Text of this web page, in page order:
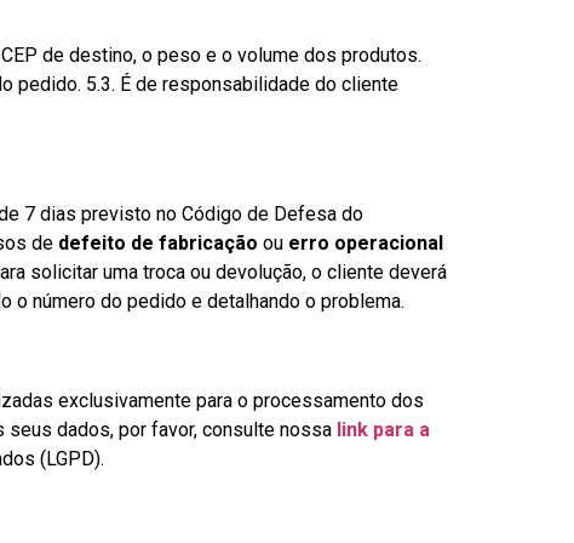
de destino, o peso e o volume dos produtos.
pedido. 5.3. É de responsabilidade do cliente
7 dias previsto no Código de Defesa do
de defeito de fabricação ou erro operacional
solicitar uma troca ou devolução, o cliente deverá
o número do pedido e detalhando o problema.
exclusivamente para o processamento dos
dados, por favor, consulte nossa link para a
(LGPD).